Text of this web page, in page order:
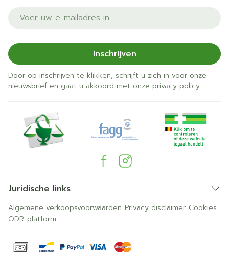
E-mail adres
Inschrijven
Door op inschrijven te klikken, schrijft u zich in voor onze
nieuwsbrief en gaat u akkoord met onze privacy policy.
Juridische links
Algemene verkoopsvoorwaarden Privacy disclaimer Cookies
ODR-platform